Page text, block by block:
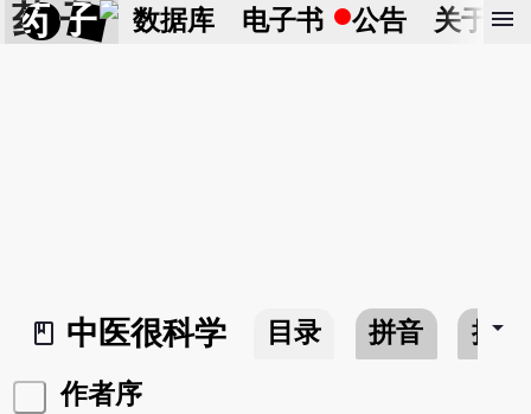
药 子 数据库 电子书 公告 关于 menu
book_2
中医很科学 目录 拼音 搜寻
arrow_drop_down
作者序